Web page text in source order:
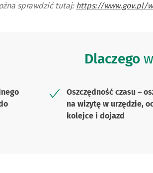
sprawdzić tutaj: https://www.gov.pl/
Dlaczego
Oszczędność czasu –
na wizytę w urzędzie,
kolejce i dojazd